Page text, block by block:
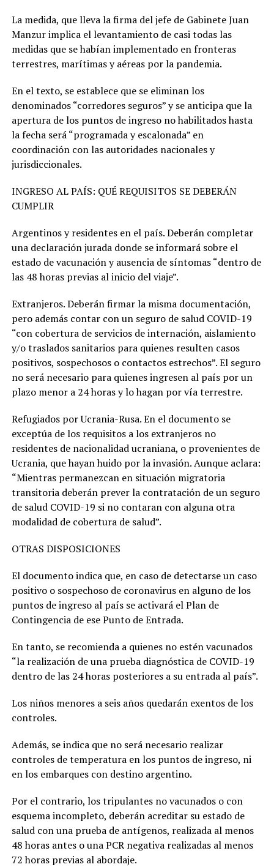
La medida, que lleva la firma del jefe de Gabinete Juan
Manzur implica el levantamiento de casi todas las
medidas que se habían implementado en fronteras
terrestres, marítimas y aéreas por la pandemia.
En el texto, se establece que se eliminan los
denominados “corredores seguros” y se anticipa que la
apertura de los puntos de ingreso no habilitados hasta
la fecha será “programada y escalonada” en
coordinación con las autoridades nacionales y
jurisdiccionales.
INGRESO AL PAÍS: QUÉ REQUISITOS SE DEBERÁN
CUMPLIR
Argentinos y residentes en el país. Deberán completar
una declaración jurada donde se informará sobre el
estado de vacunación y ausencia de síntomas “dentro de
las 48 horas previas al inicio del viaje”.
Extranjeros. Deberán firmar la misma documentación,
pero además contar con un seguro de salud COVID-19
“con cobertura de servicios de internación, aislamiento
y/o traslados sanitarios para quienes resulten casos
positivos, sospechosos o contactos estrechos”. El seguro
no será necesario para quienes ingresen al país por un
plazo menor a 24 horas y lo hagan por vía terrestre.
Refugiados por Ucrania-Rusa. En el documento se
exceptúa de los requisitos a los extranjeros no
residentes de nacionalidad ucraniana, o provenientes de
Ucrania, que hayan huido por la invasión. Aunque aclara:
“Mientras permanezcan en situación migratoria
transitoria deberán prever la contratación de un seguro
de salud COVID-19 si no contaran con alguna otra
modalidad de cobertura de salud”.
OTRAS DISPOSICIONES
El documento indica que, en caso de detectarse un caso
positivo o sospechoso de coronavirus en alguno de los
puntos de ingreso al país se activará el Plan de
Contingencia de ese Punto de Entrada.
En tanto, se recomienda a quienes no estén vacunados
“la realización de una prueba diagnóstica de COVID-19
dentro de las 24 horas posteriores a su entrada al país”.
Los niños menores a seis años quedarán exentos de los
controles.
Además, se indica que no será necesario realizar
controles de temperatura en los puntos de ingreso, ni
en los embarques con destino argentino.
Por el contrario, los tripulantes no vacunados o con
esquema incompleto, deberán acreditar su estado de
salud con una prueba de antígenos, realizada al menos
48 horas antes o una PCR negativa realizadas al menos
72 horas previas al abordaje.